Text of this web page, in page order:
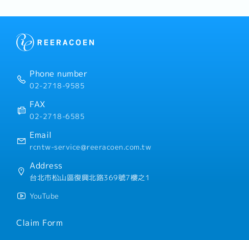
Phone number
02-2718-9585
FAX
02-2718-6585
Email
rcntw-service@reeracoen.com.tw
Address
台北市松山區復興北路369號7樓之1
YouTube
Claim Form